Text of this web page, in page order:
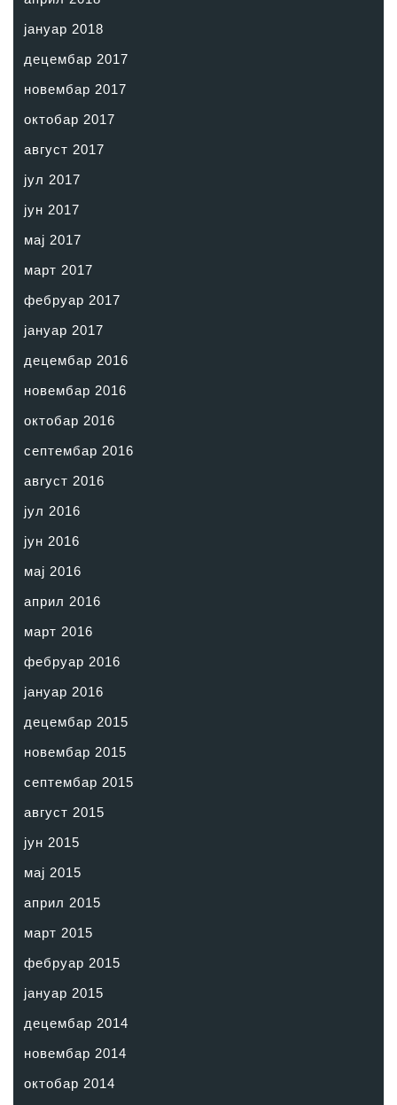
јануар 2018
децембар 2017
новембар 2017
октобар 2017
август 2017
јул 2017
јун 2017
мај 2017
март 2017
фебруар 2017
јануар 2017
децембар 2016
новембар 2016
октобар 2016
септембар 2016
август 2016
јул 2016
јун 2016
мај 2016
април 2016
март 2016
фебруар 2016
јануар 2016
децембар 2015
новембар 2015
септембар 2015
август 2015
јун 2015
мај 2015
април 2015
март 2015
фебруар 2015
јануар 2015
децембар 2014
новембар 2014
октобар 2014